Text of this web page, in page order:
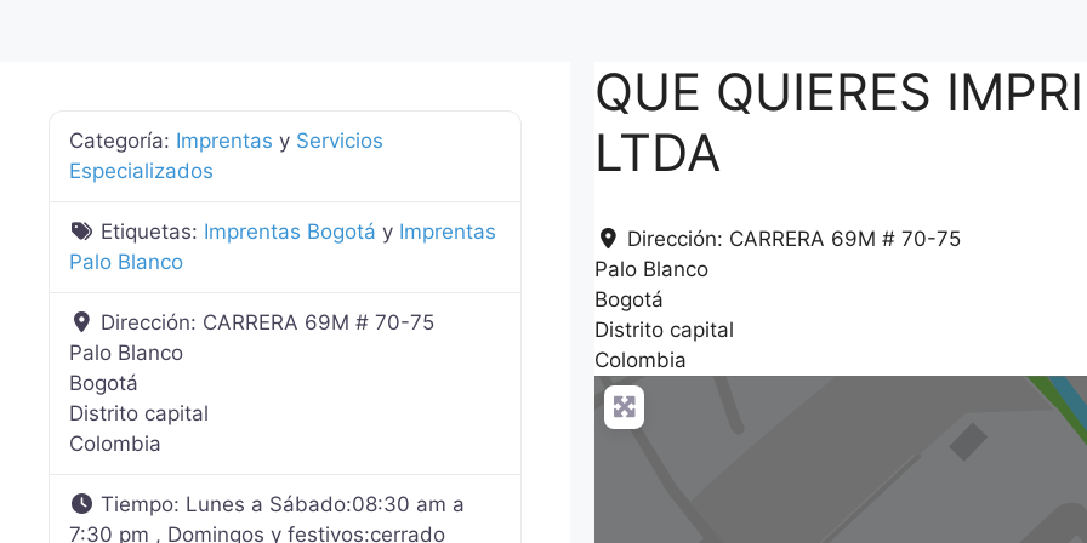
QUE QUIERES
LTDA
Dirección: CARRERA 69M # 70-75
Palo Blanco
Bogotá
Distrito capital
Colombia
Categoría: Imprentas y Servicios
Especializados
Etiquetas: Imprentas Bogotá y Imprentas
Palo Blanco
Dirección: CARRERA 69M # 70-75
Palo Blanco
Bogotá
Distrito capital
Colombia
Tiempo: Lunes a Sábado:08:30 am a
7:30 pm , Domingos y festivos:cerrado